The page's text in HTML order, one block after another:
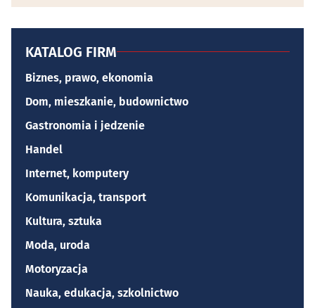
KATALOG FIRM
Biznes, prawo, ekonomia
Dom, mieszkanie, budownictwo
Gastronomia i jedzenie
Handel
Internet, komputery
Komunikacja, transport
Kultura, sztuka
Moda, uroda
Motoryzacja
Nauka, edukacja, szkolnictwo